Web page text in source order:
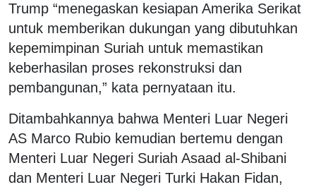
Trump “menegaskan kesiapan Amerika Serikat
untuk memberikan dukungan yang dibutuhkan
kepemimpinan Suriah untuk memastikan
keberhasilan proses rekonstruksi dan
pembangunan,” kata pernyataan itu.
Ditambahkannya bahwa Menteri Luar Negeri
AS Marco Rubio kemudian bertemu dengan
Menteri Luar Negeri Suriah Asaad al-Shibani
dan Menteri Luar Negeri Turki Hakan Fidan,